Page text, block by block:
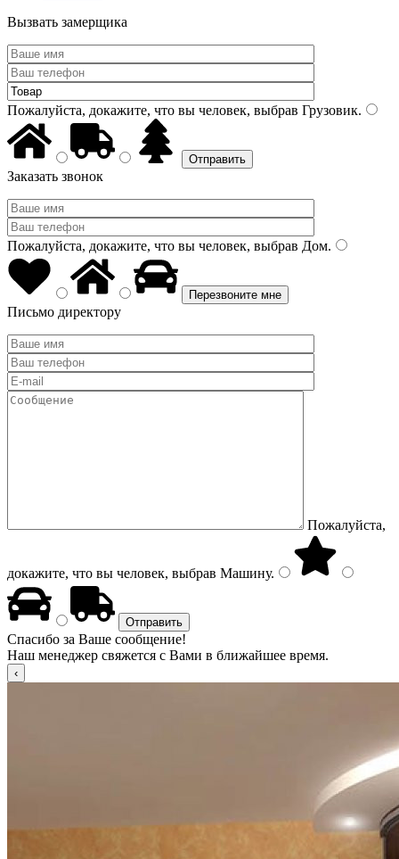
Вызвать замерщика
Пожалуйста, докажите, что вы человек, выбрав Грузовик.
Заказать звонок
Пожалуйста, докажите, что вы человек, выбрав Дом.
Письмо директору
Пожалуйста,
докажите, что вы человек, выбрав Машину.
Спасибо за Ваше сообщение!
Наш менеджер свяжется с Вами в ближайшее время.